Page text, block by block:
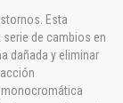
Esta
de cambios en
dañada y eliminar